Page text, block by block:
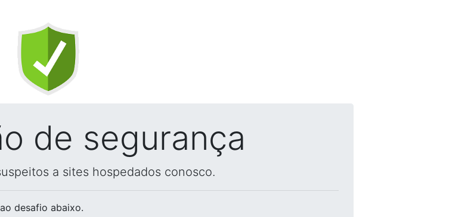
de segurança
a sites hospedados conosco.
desafio abaixo.